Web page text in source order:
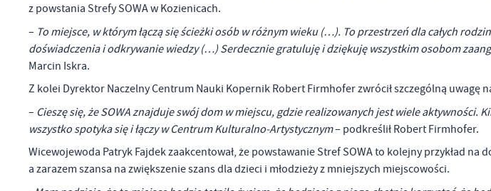
z powstania Strefy SOWA w Kozienicach.
– To miejsce, w którym łączą się ścieżki osób w różnym wieku (…). To przestrzeń dla całych
doświadczenia i odkrywanie wiedzy (…) Serdecznie gratuluję i dziękuję wszystkim osobom
Marcin Iskra.
Z kolei Dyrektor Naczelny Centrum Nauki Kopernik Robert Firmhofer zwrócił szczególną uwagę
– Cieszę się, że SOWA znajduje swój dom w miejscu, gdzie realizowanych jest wiele aktywności.
wszystko spotyka się i łączy w Centrum Kulturalno-Artystycznym– podkreślił Robert Firmhofer.
Wicewojewoda Patryk Fajdek zaakcentował, że powstawanie Stref SOWA to kolejny przykład na
a zarazem szansa na zwiększenie szans dla dzieci i młodzieży z mniejszych miejscowości.